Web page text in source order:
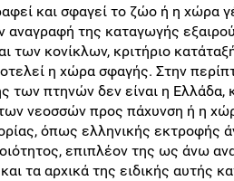
και σφαγεί το ζώο ή η χώρα
αναγραφή της καταγωγής
των κονίκλων, κριτήριο
η χώρα σφαγής. Στην
των πτηνών δεν είναι η Ελλάδα,
νεοσσών προς πάχυνση ή η
όπως ελληνικής εκτροφής
επιπλέον της ως άνω
τα αρχικά της ειδικής αυτής